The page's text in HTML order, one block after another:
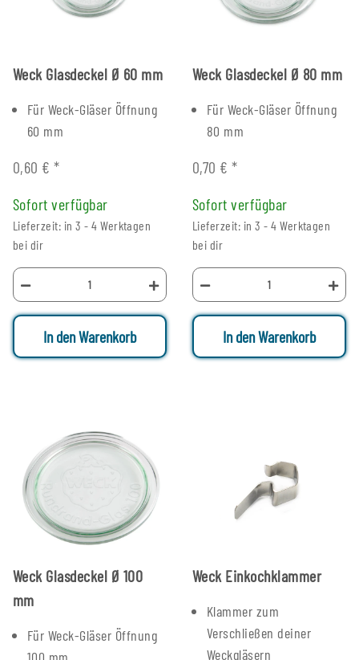
Weck Glasdeckel Ø 60 mm
Für Weck-Gläser Öffnung
60 mm
0,60 €*
Sofort verfügbar
Lieferzeit: in 3 - 4 Werktagen
bei dir
In den Warenkorb
Weck Glasdeckel Ø 80 mm
Für Weck-Gläser Öffnung
80 mm
0,70 €*
Sofort verfügbar
Lieferzeit: in 3 - 4 Werktagen
bei dir
In den Warenkorb
Weck Glasdeckel Ø 100
mm
Für Weck-Gläser Öffnung
Weck Einkochklammer
Klammer zum
Verschließen deiner
Weckgläsern